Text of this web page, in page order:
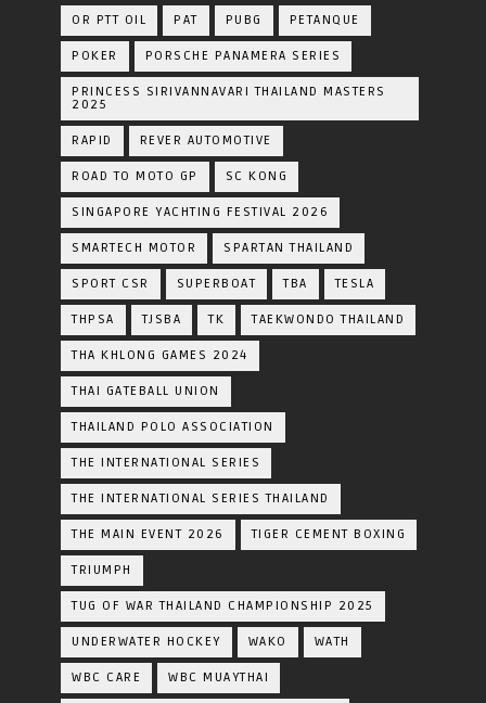
OR PTT OIL PAT PUBG PETANQUE
POKER PORSCHE PANAMERA SERIES
PRINCESS SIRIVANNAVARI THAILAND MASTERS
2025
RAPID REVER AUTOMOTIVE
ROAD TO MOTO GP SC KONG
SINGAPORE YACHTING FESTIVAL 2026
SMARTECH MOTOR SPARTAN THAILAND
SPORT CSR SUPERBOAT TBA TESLA
THPSA TJSBA TK TAEKWONDO THAILAND
THA KHLONG GAMES 2024
THAI GATEBALL UNION
THAILAND POLO ASSOCIATION
THE INTERNATIONAL SERIES
THE INTERNATIONAL SERIES THAILAND
THE MAIN EVENT 2026 TIGER CEMENT BOXING
TRIUMPH
TUG OF WAR THAILAND CHAMPIONSHIP 2025
UNDERWATER HOCKEY WAKO WATH
WBC CARE WBC MUAYTHAI